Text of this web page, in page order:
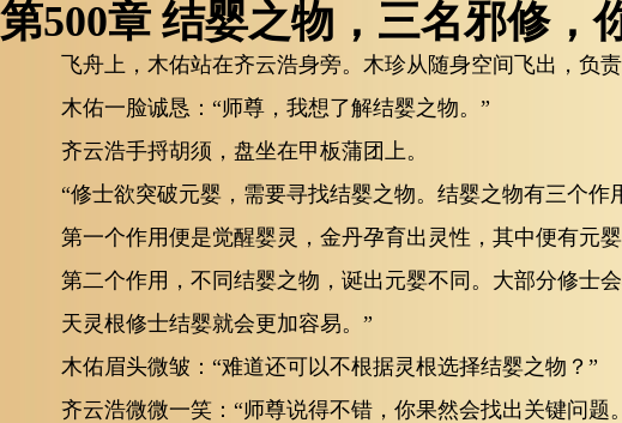
第500章 结婴之物，三名邪修，
飞舟上，木佑站在齐云浩身旁。木珍从随身空间飞出，负责
木佑一脸诚恳：“师尊，我想了解结婴之物。”
齐云浩手捋胡须，盘坐在甲板蒲团上。
“修士欲突破元婴，需要寻找结婴之物。结婴之物有三个作
第一个作用便是觉醒婴灵，金丹孕育出灵性，其中便有元婴
第二个作用，不同结婴之物，诞出元婴不同。大部分修士
天灵根修士结婴就会更加容易。”
木佑眉头微皱：“难道还可以不根据灵根选择结婴之物？”
齐云浩微微一笑：“师尊说得不错，你果然会找出关键问题。